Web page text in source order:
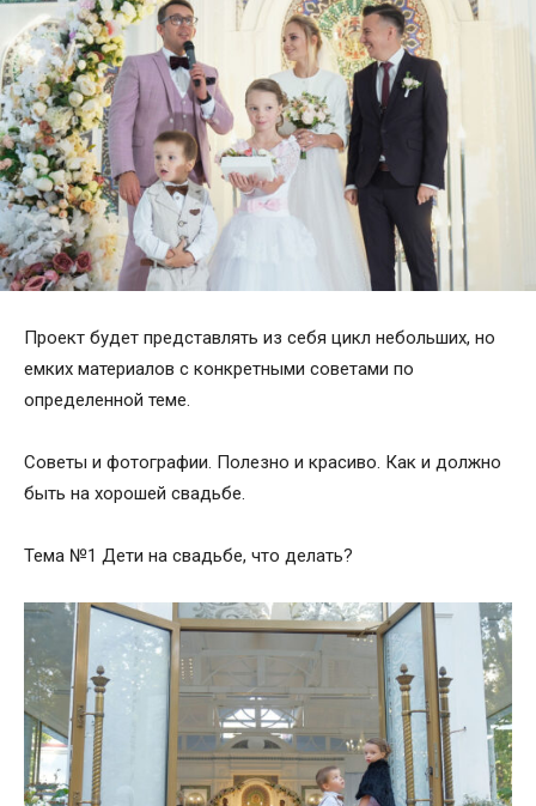
Проект будет представлять из себя цикл небольших, но
емких материалов с конкретными советами по
определенной теме.
Советы и фотографии. Полезно и красиво. Как и должно
быть на хорошей свадьбе.
Тема №1 Дети на свадьбе, что делать?